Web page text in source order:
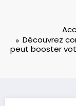
Découvrez
peut booster